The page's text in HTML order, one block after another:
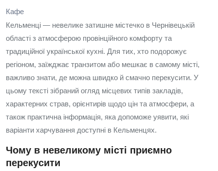
Кафе
Кельменці — невелике затишне містечко в Чернівецькій
області з атмосферою провінційного комфорту та
традиційної української кухні. Для тих, хто подорожує
регіоном, заїжджає транзитом або мешкає в самому місті,
важливо знати, де можна швидко й смачно перекусити. У
цьому тексті зібраний огляд місцевих типів закладів,
характерних страв, орієнтирів щодо цін та атмосфери, а
також практична інформація, яка допоможе уявити, які
варіанти харчування доступні в Кельменцях.
Чому в невеликому місті приємно
перекусити